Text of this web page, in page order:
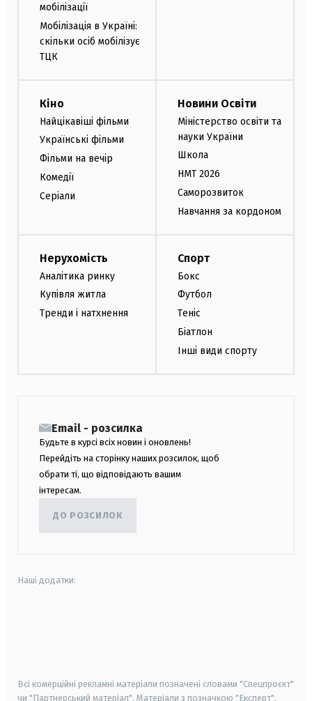
мобілізації
Мобілізація в Україні:
скільки осіб мобілізує
ТЦК
Кіно
Найцікавіші фільми
Українські фільми
Фільми на вечір
Комедії
Серіали
Новини Освіти
Міністерство освіти та
науки України
Школа
НМТ 2026
Саморозвиток
Навчання за кордоном
Нерухомість
Аналітика ринку
Купівля житла
Тренди і натхнення
Спорт
Бокс
Футбол
Теніс
Біатлон
Інші види спорту
Email - розсилка
Будьте в курсі всіх новин і оновлень!
Перейдіть на сторінку наших розсилок, щоб
обрати ті, що відповідають вашим
інтересам.
ДО РОЗСИЛОК
Наші додатки:
Всі комерційні рекламні матеріали позначені словами "Спецпроєкт"
чи "Партнерський матеріал". Матеріали з позначкою "Експерт",